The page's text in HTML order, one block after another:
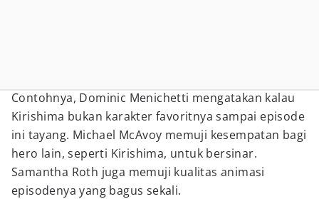
Contohnya, Dominic Menichetti mengatakan kalau
Kirishima bukan karakter favoritnya sampai episode
ini tayang. Michael McAvoy memuji kesempatan bagi
hero lain, seperti Kirishima, untuk bersinar.
Samantha Roth juga memuji kualitas animasi
episodenya yang bagus sekali.